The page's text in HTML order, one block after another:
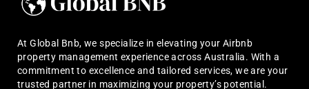
At Global Bnb, we specialize in elevating your Airbnb
property management experience across Australia. With a
commitment to excellence and tailored services, we are your
trusted partner in maximizing your property’s potential.